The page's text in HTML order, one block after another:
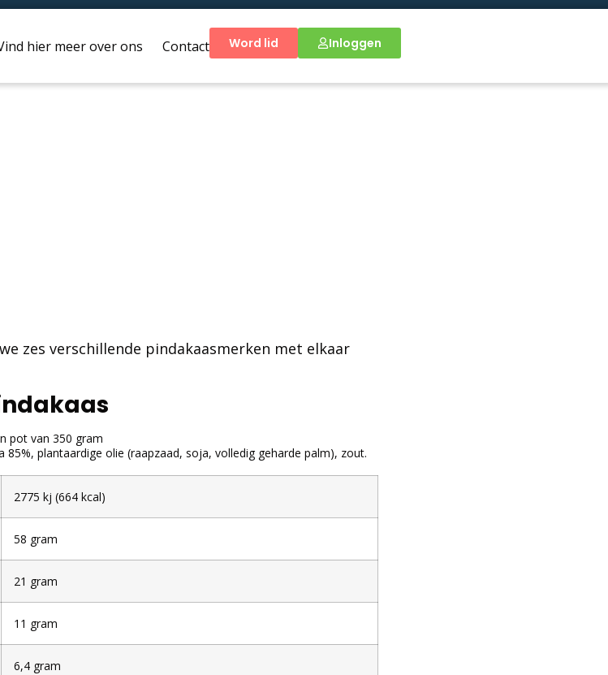
hier meer over ons Contact Word lid Inloggen
zes verschillende pindakaasmerken met elkaar
pot van 350 gram
85%, plantaardige olie (raapzaad, soja, volledig geharde palm), zout.
2775 kj (664 kcal)
58 gram
21 gram
11 gram
6,4 gram